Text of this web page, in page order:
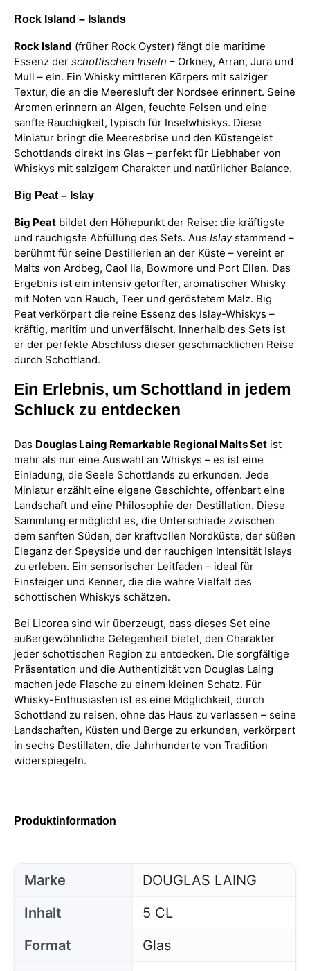
Rock Island – Islands
Rock Island (früher Rock Oyster) fängt die maritime
Essenz der schottischen Inseln – Orkney, Arran, Jura und
Mull – ein. Ein Whisky mittleren Körpers mit salziger
Textur, die an die Meeresluft der Nordsee erinnert. Seine
Aromen erinnern an Algen, feuchte Felsen und eine
sanfte Rauchigkeit, typisch für Inselwhiskys. Diese
Miniatur bringt die Meeresbrise und den Küstengeist
Schottlands direkt ins Glas – perfekt für Liebhaber von
Whiskys mit salzigem Charakter und natürlicher Balance.
Big Peat – Islay
Big Peat bildet den Höhepunkt der Reise: die kräftigste
und rauchigste Abfüllung des Sets. Aus Islaystammend –
berühmt für seine Destillerien an der Küste – vereint er
Malts von Ardbeg, Caol Ila, Bowmore und Port Ellen. Das
Ergebnis ist ein intensiv getorfter, aromatischer Whisky
mit Noten von Rauch, Teer und geröstetem Malz. Big
Peat verkörpert die reine Essenz des Islay-Whiskys –
kräftig, maritim und unverfälscht. Innerhalb des Sets ist
er der perfekte Abschluss dieser geschmacklichen Reise
durch Schottland.
Ein Erlebnis, um Schottland in jedem
Schluck zu entdecken
Das Douglas Laing Remarkable Regional Malts Set ist
mehr als nur eine Auswahl an Whiskys – es ist eine
Einladung, die Seele Schottlands zu erkunden. Jede
Miniatur erzählt eine eigene Geschichte, offenbart eine
Landschaft und eine Philosophie der Destillation. Diese
Sammlung ermöglicht es, die Unterschiede zwischen
dem sanften Süden, der kraftvollen Nordküste, der süßen
Eleganz der Speyside und der rauchigen Intensität Islays
zu erleben. Ein sensorischer Leitfaden – ideal für
Einsteiger und Kenner, die die wahre Vielfalt des
schottischen Whiskys schätzen.
Bei Licorea sind wir überzeugt, dass dieses Set eine
außergewöhnliche Gelegenheit bietet, den Charakter
jeder schottischen Region zu entdecken. Die sorgfältige
Präsentation und die Authentizität von Douglas Laing
machen jede Flasche zu einem kleinen Schatz. Für
Whisky-Enthusiasten ist es eine Möglichkeit, durch
Schottland zu reisen, ohne das Haus zu verlassen – seine
Landschaften, Küsten und Berge zu erkunden, verkörpert
in sechs Destillaten, die Jahrhunderte von Tradition
widerspiegeln.
Produktinformation
Marke
DOUGLAS LAING
Inhalt
5 CL
Format
Glas